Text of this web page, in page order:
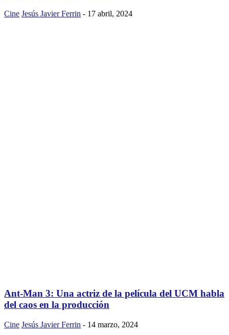
Cine Jesús Javier Ferrin - 17 abril, 2024
Ant-Man 3: Una actriz de la película del UCM habla
del caos en la producción
Cine Jesús Javier Ferrin - 14 marzo, 2024